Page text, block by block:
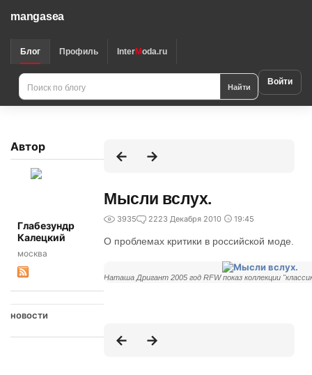
mangasea
Блог Профиль InterModa.ru
Найти Войти
Автор
Глабезундр
Калецкий
москва
новости
Мысли вслух.
3935 2223 Декабря 2010 19:45
О проблемах критики в российской моде.
Наташа Дригант 2005 год RFW показ коллекции